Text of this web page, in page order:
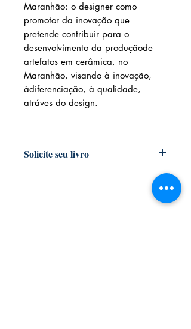
Maranhão: o designer como
promotor da inovação que
pretende contribuir para o
desenvolvimento da produçãode
artefatos em cerâmica, no
Maranhão, visando à inovação,
àdiferenciação, à qualidade,
atráves do design.
Solicite seu livro
- São